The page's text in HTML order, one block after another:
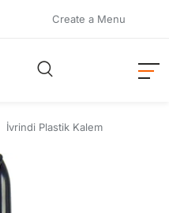
Create a Menu
İvrindi Plastik Kalem